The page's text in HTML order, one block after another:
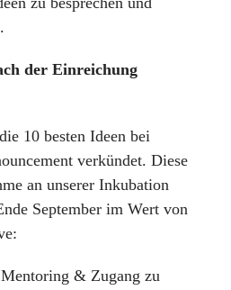
der Einreichung
10 besten Ideen bei
verkündet. Diese
an unserer Inkubation
September im Wert von
& Zugang zu